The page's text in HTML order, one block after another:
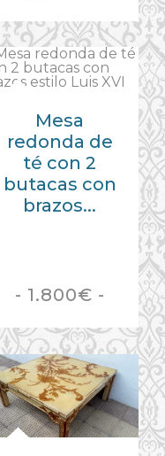
Mesa
redonda de
té con 2
butacas con
brazos...
- 1.800€ -